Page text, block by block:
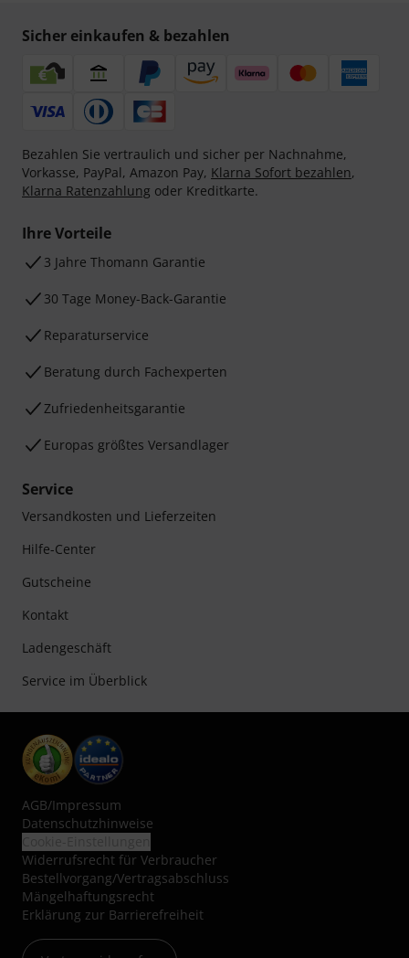
Sicher einkaufen & bezahlen
Bezahlen Sie vertraulich und sicher per Nachnahme,
Vorkasse, PayPal, Amazon Pay, Klarna Sofort bezahlen,
Klarna Ratenzahlung oder Kreditkarte.
Ihre Vorteile
3 Jahre Thomann Garantie
30 Tage Money-Back-Garantie
Reparaturservice
Beratung durch Fachexperten
Zufriedenheitsgarantie
Europas größtes Versandlager
Service
Versandkosten und Lieferzeiten
Hilfe-Center
Gutscheine
Kontakt
Ladengeschäft
Service im Überblick
AGB/Impressum
Datenschutzhinweise
Widerrufsrecht für Verbraucher
Bestellvorgang/Vertragsabschluss
Mängelhaftungsrecht
Erklärung zur Barrierefreiheit